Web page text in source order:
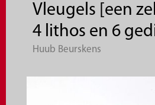
Vleugels [een
4 lithos en 6
Huub Beurskens